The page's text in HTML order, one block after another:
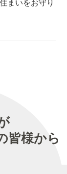
まいをお守り
皆様から